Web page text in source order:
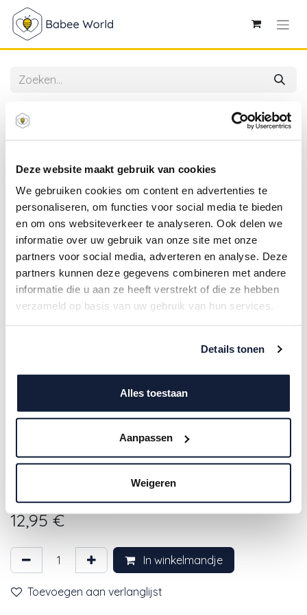
Deze website maakt gebruik van cookies
We gebruiken cookies om content en advertenties te
personaliseren, om functies voor social media te bieden
en om ons websiteverkeer te analyseren. Ook delen we
informatie over uw gebruik van onze site met onze
partners voor social media, adverteren en analyse. Deze
partners kunnen deze gegevens combineren met andere
informatie die u aan ze heeft verstrekt of die ze hebben
verzameld op basis van uw gebruik van hun services.
Details tonen
Alles toestaan
Aanpassen
Weigeren
A Lovely Little Company | Badspeelgoed Foam
Dinosaurs
A Lovely Little Company |
Badspeelgoed Foam Dinosaurs
12,95€
In winkelmandje
Toevoegen aan verlanglijst